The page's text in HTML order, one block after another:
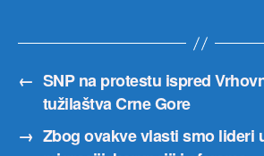
← SNP na protestu ispred
tužilaštva Crne Gore
→ Zbog ovakve vlasti smo lideri